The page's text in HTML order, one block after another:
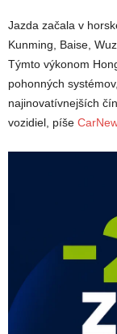
Jazda začala v
Kunming, Baise,
Týmto výkonom
pohonných
najinovatívnejších
vozidiel, píše